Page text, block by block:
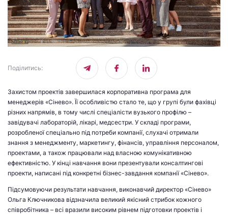
Поділитись:
Захистом проектів завершилася корпоративна програма для
менеджерів «Сінево». Її особливістю стало те, що у групі були фахівці
різних напрямів, в тому числі спеціалісти вузького профілю –
завідувачі лабораторій, лікарі, медсестри. У складі програми,
розробленої спеціально під потреби компанії, слухачі отримали
знання з менеджменту, маркетингу, фінансів, управління персоналом,
проектами, а також працювали над власною комунікативною
ефективністю. У кінці навчання вони презентували консалтингові
проекти, написані під конкретні бізнес-завдання компанії «Сінево».
Підсумовуючи результати навчання, виконавчий директор «Сінево»
Ольга Ключникова відзначила великий якісний стрибок кожного
співробітника – всі вразили високим рівнем підготовки проектів і